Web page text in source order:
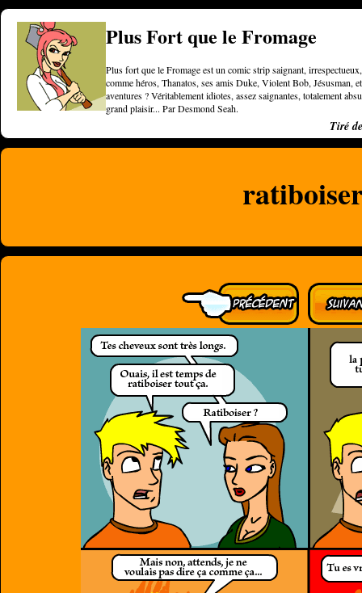
Plus Fort que le Fromage
Plus fort que le Fromage est un comic strip saignant,
comme héros, Thanatos, ses amis Duke, Violent Bob, Jésusman,
aventures ? Véritablement idiotes, assez saignantes, totalement
grand plaisir... Par Desmond Seah.
Tiré